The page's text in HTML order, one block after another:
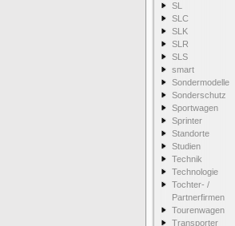
SL
SLC
SLK
SLR
SLS
smart
Sondermodelle
Sonderschutz
Sportwagen
Sprinter
Standorte
Studien
Technik
Technologie
Tochter- /
Partnerfirmen
Tourenwagen
Transporter